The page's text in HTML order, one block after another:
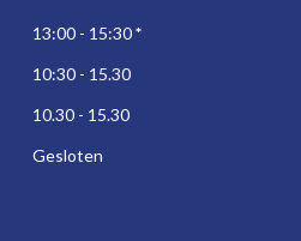
13:00 - 15:30*
10:30 - 15.30
10.30 - 15.30
Gesloten